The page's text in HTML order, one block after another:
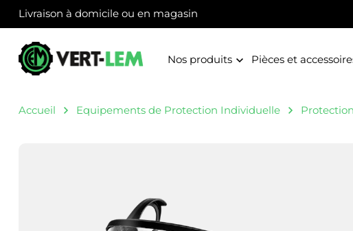
Livraison à domicile ou en magasin
Nos produits Pièces et
Accueil Equipements de Protection Individuelle